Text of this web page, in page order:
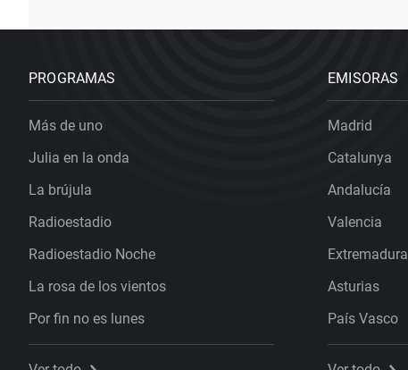
PROGRAMAS
Más de uno
Julia en la onda
La brújula
Radioestadio
Radioestadio Noche
La rosa de los vientos
Por fin no es lunes
EMISORAS
Madrid
Catalunya
Andalucía
Valencia
Extremadura
Asturias
País Vasco